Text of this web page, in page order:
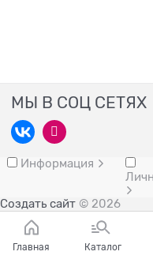
МЫ В СОЦ СЕТЯХ
Информация
Создать сайт © 2026
Главная Каталог